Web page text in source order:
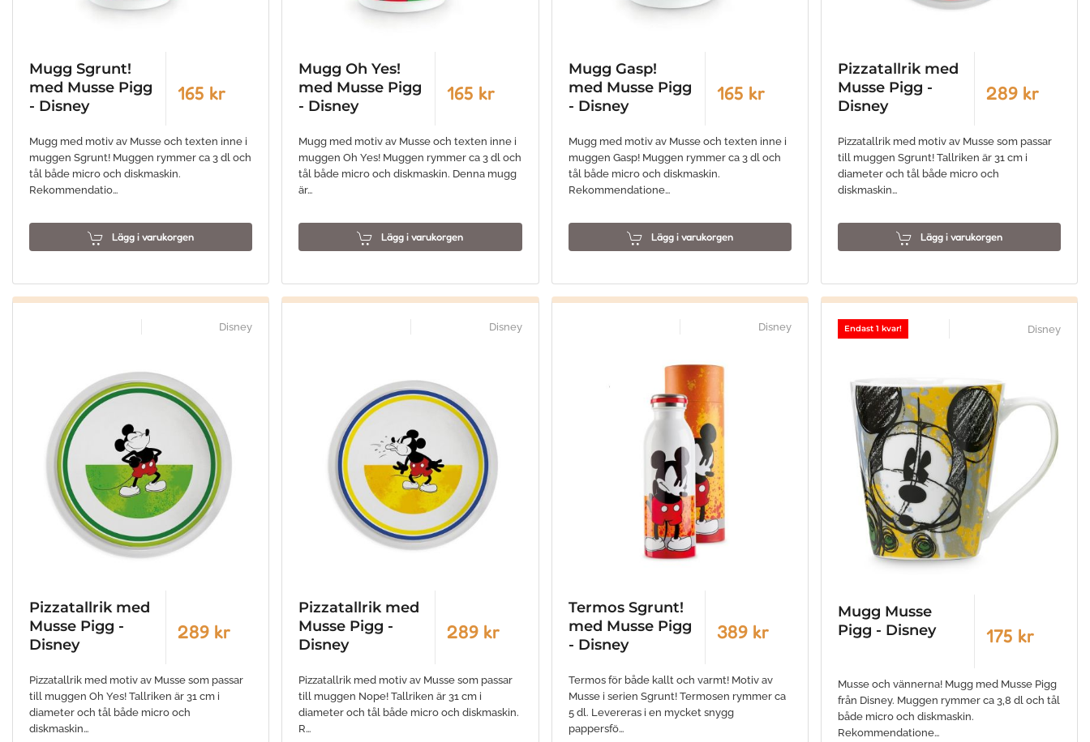
Mugg Sgrunt!
med Musse Pigg
- Disney
165 kr
Mugg med motiv av Musse och texten inne i
muggen Sgrunt! Muggen rymmer ca 3 dl och
tål både micro och diskmaskin.
Rekommendatio…
Lägg i varukorgen
Mugg Oh Yes!
med Musse Pigg
- Disney
165 kr
Mugg med motiv av Musse och texten inne i
muggen Oh Yes! Muggen rymmer ca 3 dl och
tål både micro och diskmaskin. Denna mugg
är…
Lägg i varukorgen
Mugg Gasp!
med Musse Pigg
- Disney
165 kr
Mugg med motiv av Musse och texten inne i
muggen Gasp! Muggen rymmer ca 3 dl och
tål både micro och diskmaskin.
Rekommendatione…
Lägg i varukorgen
Pizzatallrik med
Musse Pigg -
Disney
289 kr
Pizzatallrik med motiv av Musse som passar
till muggen Sgrunt! Tallriken är 31 cm i
diameter och tål både micro och
diskmaskin…
Lägg i varukorgen
Disney
Pizzatallrik med
Musse Pigg -
Disney
289 kr
Pizzatallrik med motiv av Musse som passar
till muggen Oh Yes! Tallriken är 31 cm i
diameter och tål både micro och
diskmaskin…
Disney
Pizzatallrik med
Musse Pigg -
Disney
289 kr
Pizzatallrik med motiv av Musse som passar
till muggen Nope! Tallriken är 31 cm i
diameter och tål både micro och diskmaskin.
R…
Disney
Termos Sgrunt!
med Musse Pigg
- Disney
389 kr
Termos för både kallt och varmt! Motiv av
Musse i serien Sgrunt! Termosen rymmer ca
5 dl. Levereras i en mycket snygg
pappersfö…
Endast 1 kvar! Disney
Mugg Musse
Pigg - Disney
175 kr
Musse och vännerna! Mugg med Musse Pigg
från Disney. Muggen rymmer ca 3,8 dl och tål
både micro och diskmaskin.
Rekommendatione…